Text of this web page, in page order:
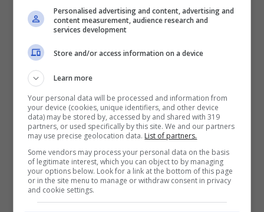
Per i nuovi registrati: 100% fino a 2.000€ in Bonus
Scommesse + 50% del primo deposito fino a 50€
2050€
Mostra Informazioni
BONUS BENVENUTO LOTTOMATICA: 2050€
Fino a 2050€ bonus scommesse e sport
Per i nuovi utenti della piattaforma: 100% fino a 50€ in
Personalised advertising and content, advertising and
content measurement, audience research and
services development
Store and/or access information on a device
Learn more
Your personal data will be processed and information from
your device (cookies, unique identifiers, and other device
data) may be stored by, accessed by and shared with 319
partners, or used specifically by this site. We and our partners
may use precise geolocation data. List of partners.
Some vendors may process your personal data on the basis
of legitimate interest, which you can object to by managing
your options below. Look for a link at the bottom of this page
or in the site menu to manage or withdraw consent in privacy
and cookie settings.